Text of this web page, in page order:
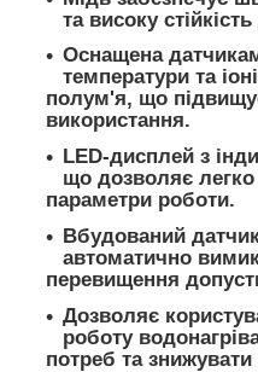
та високу
Оснащена
температури та
полум'я, що
використання.
LED-дисплей з
що дозволяє
параметри роботи.
Вбудований
автоматично
перевищення
Дозволяє
роботу
потреб та знижувати